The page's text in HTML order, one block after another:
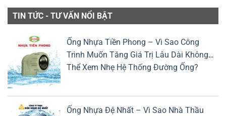
TIN TỨC - TƯ VẤN NỔI BẬT
Ống Nhựa Tiền Phong – Vì Sao Công
Trình Muốn Tăng Giá Trị Lâu Dài Không
Thể Xem Nhẹ Hệ Thống Đường Ống?
Ống Nhựa Đệ Nhất – Vì Sao Nhà Thầu